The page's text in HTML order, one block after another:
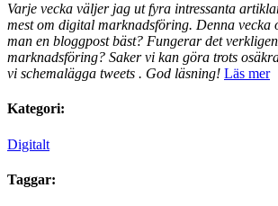
Varje vecka väljer jag ut fyra intressanta
mest om digital marknadsföring. Denna vecka
man en bloggpost bäst? Fungerar det
marknadsföring? Saker vi kan göra trots
vi schemalägga tweets . God läsning! Läs mer
Kategori:
Digitalt
Taggar: